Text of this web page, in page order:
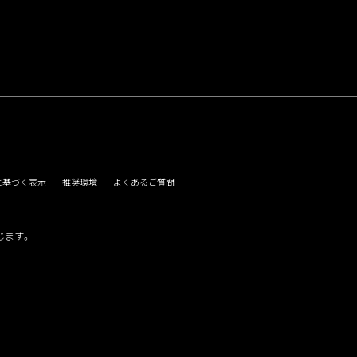
づく表示 推奨環境 よくあるご質問
す。